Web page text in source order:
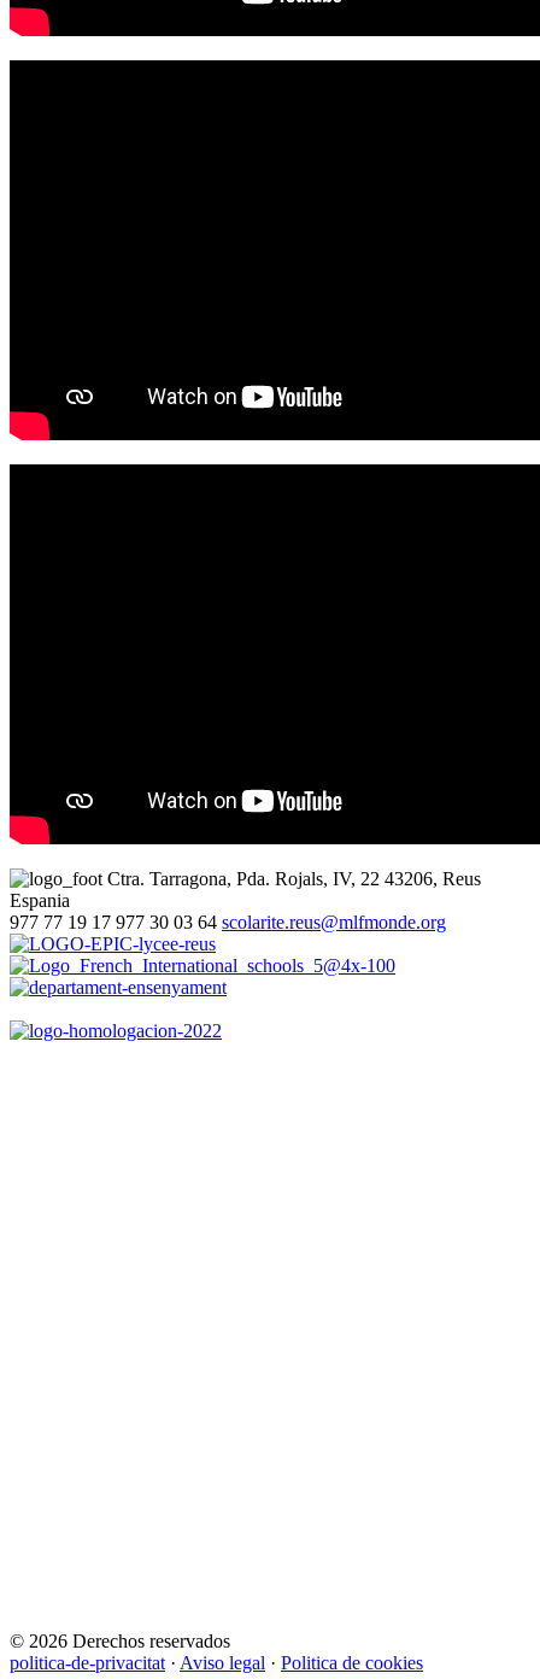
Ctra. Tarragona, Pda. Rojals, IV, 22 43206, Reus
Espania
977 77 19 17 977 30 03 64 scolarite.reus@mlfmonde.org
© 2026 Derechos reservados
politica-de-privacitat · Aviso legal · Politica de cookies